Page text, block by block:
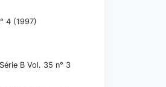
4 (1997)
B Vol. 35 n° 3